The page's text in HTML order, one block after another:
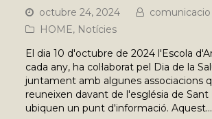
octubre 24, 2024
comunicacio
HOME, Notícies
El dia 10 d'octubre de 2024 l'Escola
cada any, ha col·laborat pel Dia de la
juntament amb algunes associacions
reuneixen davant de l'església de
ubiquen un punt d'informació. Aquest…